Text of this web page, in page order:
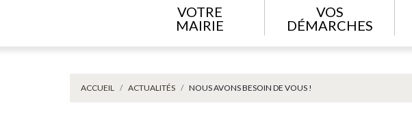
VOTRE
MAIRIE
VOS
DÉMARCHES
ACCUEIL ACTUALITÉS NOUS AVONS BESOIN DE VOUS !